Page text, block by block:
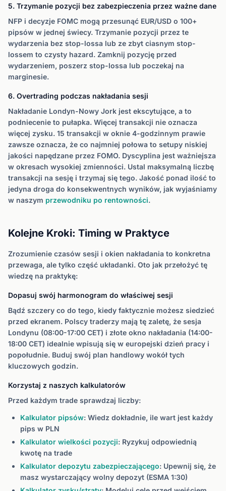
5. Trzymanie pozycji bez zabezpieczenia przez ważne dane
NFP i decyzje FOMC mogą przesunąć EUR/USD o 100+
pipsów w jednej świecy. Trzymanie pozycji przez te
wydarzenia bez stop-lossa lub ze zbyt ciasnym stop-
lossem to czysty hazard. Zamknij pozycję przed
wydarzeniem, poszerz stop-lossa lub poczekaj na
marginesie.
6. Overtrading podczas nakładania sesji
Nakładanie Londyn-Nowy Jork jest ekscytujące, a to
podniecenie to pułapka. Więcej transakcji nie oznacza
więcej zysku. 15 transakcji w oknie 4-godzinnym prawie
zawsze oznacza, że co najmniej połowa to setupy niskiej
jakości napędzane przez FOMO. Dyscyplina jest ważniejsza
w okresach wysokiej zmienności. Ustal maksymalną liczbę
transakcji na sesję i trzymaj się tego. Jakość ponad ilość to
jedyna droga do konsekwentnych wyników, jak wyjaśniamy
w naszym przewodniku po rentowności.
Kolejne Kroki: Timing w Praktyce
Zrozumienie czasów sesji i okien nakładania to konkretna
przewaga, ale tylko część układanki. Oto jak przełożyć tę
wiedzę na praktykę:
Dopasuj swój harmonogram do właściwej sesji
Bądź szczery co do tego, kiedy faktycznie możesz siedzieć
przed ekranem. Polscy traderzy mają tę zaletę, że sesja
Londynu (08:00-17:00 CET) i złote okno nakładania (14:00-
18:00 CET) idealnie wpisują się w europejski dzień pracy i
popołudnie. Buduj swój plan handlowy wokół tych
kluczowych godzin.
Korzystaj z naszych kalkulatorów
Przed każdym trade sprawdzaj liczby:
Kalkulator pipsów: Wiedz dokładnie, ile wart jest każdy
pips w PLN
Kalkulator wielkości pozycji: Ryzykuj odpowiednią
kwotę na trade
Kalkulator depozytu zabezpieczającego: Upewnij się, że
masz wystarczający wolny depozyt (ESMA 1:30)